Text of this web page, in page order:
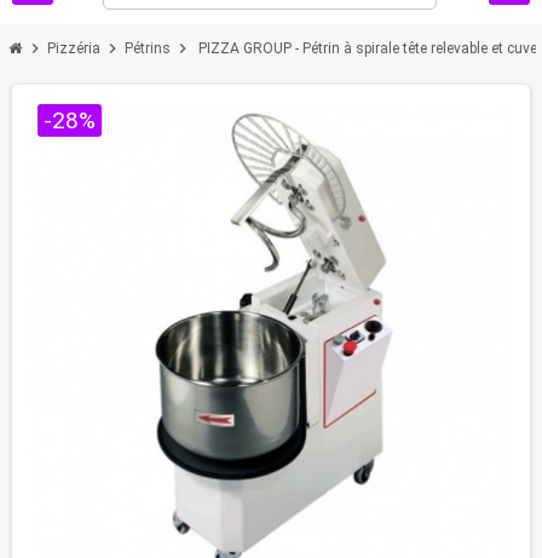
chevron_right Pizzéria chevron_right Pétrins chevron_right PIZZA GROUP - Pétrin à spirale tête relevable et
-28%